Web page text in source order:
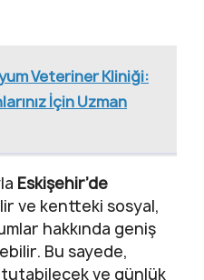
Veteriner Kliniği:
İçin Uzman
Eskişehir’de
ve kentteki sosyal,
hakkında geniş
Bu sayede,
tutabilecek ve günlük